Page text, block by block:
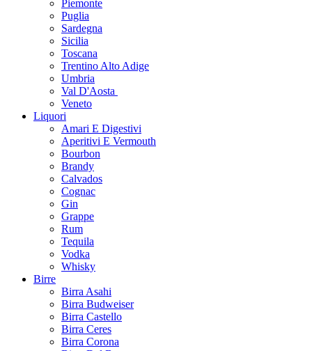
Piemonte
Puglia
Sardegna
Sicilia
Toscana
Trentino Alto Adige
Umbria
Val D'Aosta
Veneto
Liquori
Amari E Digestivi
Aperitivi E Vermouth
Bourbon
Brandy
Calvados
Cognac
Gin
Grappe
Rum
Tequila
Vodka
Whisky
Birre
Birra Asahi
Birra Budweiser
Birra Castello
Birra Ceres
Birra Corona